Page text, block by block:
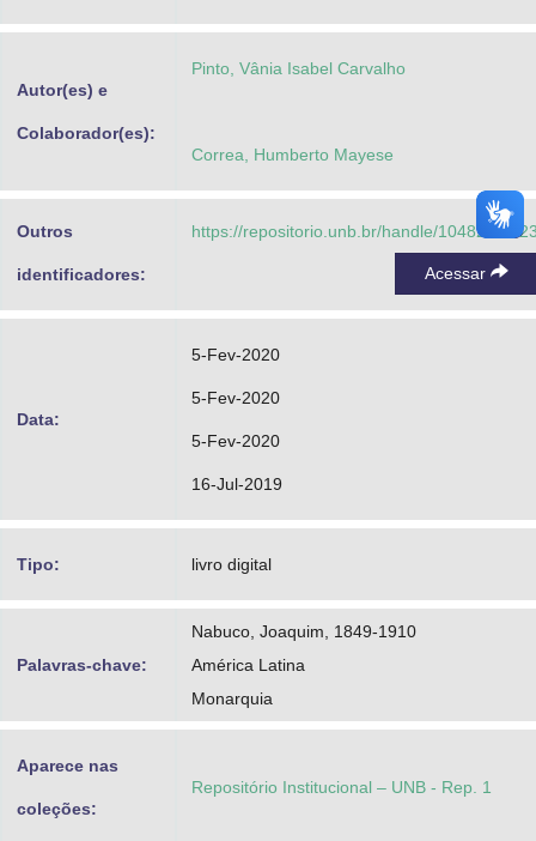
Autor(es) e
Colaborador(es):
Pinto, Vânia Isabel Carvalho
Correa, Humberto Mayese
Outros
identificadores:
https://repositorio.unb.br/handle/10482/
Acessar
Data:
5-Fev-2020
5-Fev-2020
5-Fev-2020
16-Jul-2019
Tipo: livro digital
Palavras-chave:
Nabuco, Joaquim, 1849-1910
América Latina
Monarquia
Aparece nas
coleções:
Repositório Institucional – UNB - Rep. 1